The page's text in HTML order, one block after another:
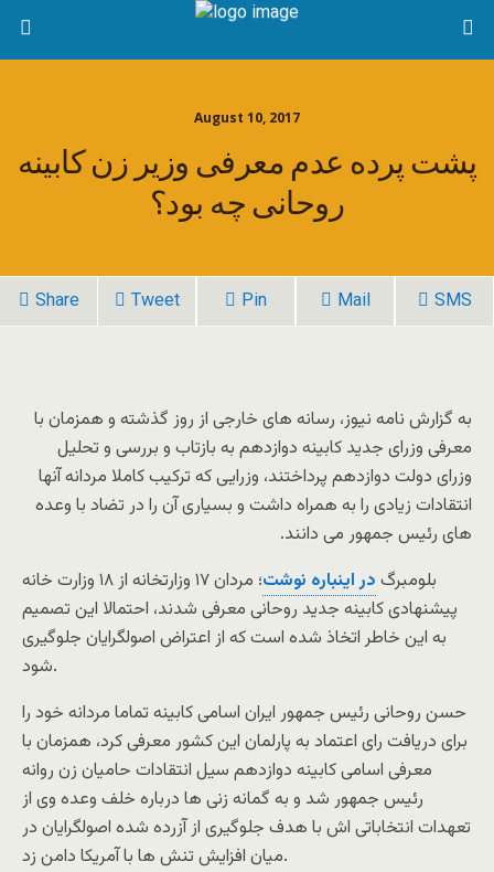
August 10, 2017
پشت پرده عدم معرفی وزیر زن کابینه
روحانی چه بود؟
Share Tweet Pin Mail SMS
به گزارش نامه نیوز، رسانه های خارجی از روز گذشته و همزمان با
معرفی وزرای جدید کابینه دوازدهم به بازتاب و بررسی و تحلیل
وزرای دولت دوازدهم پرداختند، وزرایی که ترکیب کاملا مردانه آنها
انتقادات زیادی را به همراه داشت و بسیاری آن را در تضاد با وعده
های رئیس جمهور می دانند.
بلومبرگ در اینباره نوشت
؛ مردان ۱۷ وزارتخانه از ۱۸ وزارت خانه
پیشنهادی کابینه جدید روحانی معرفی شدند، احتمالا این تصمیم
به این خاطر اتخاذ شده است که از اعتراض اصولگرایان جلوگیری
شود.
حسن روحانی رئیس جمهور ایران اسامی کابینه تماما مردانه خود را
برای دریافت رای اعتماد به پارلمان این کشور معرفی کرد، همزمان با
معرفی اسامی کابینه دوازدهم سیل انتقادات حامیان زن روانه
رئیس جمهور شد و به گمانه زنی ها درباره خلف وعده وی از
تعهدات انتخاباتی اش با هدف جلوگیری از آزرده شده اصولگرایان در
میان افزایش تنش ها با آمریکا دامن زد.